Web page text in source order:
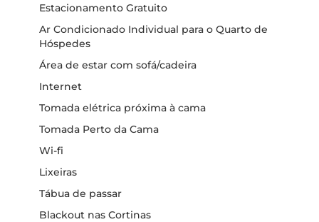
Estacionamento Gratuito
Ar Condicionado Individual para o Quarto de
Hóspedes
Área de estar com sofá/cadeira
Internet
Tomada elétrica próxima à cama
Tomada Perto da Cama
Wi-fi
Lixeiras
Tábua de passar
Blackout nas Cortinas